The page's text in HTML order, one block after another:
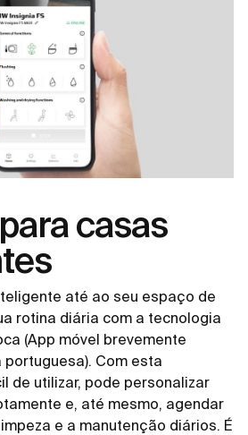
casas
até ao seu espaço de
rotina diária com a tecnologia
(App móvel brevemente
portuguesa). Com esta
de utilizar, pode personalizar
e, até mesmo, agendar
e a manutenção diários. É